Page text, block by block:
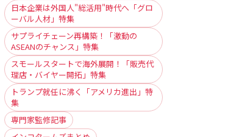
日本企業は外国人"総活用"時代へ「グロ
ーバル人材」特集
サプライチェーン再構築！「激動の
ASEANのチャンス」特集
スモールスタートで海外展開！「販売代
理店・バイヤー開拓」特集
トランプ就任に沸く「アメリカ進出」特
集
専門家監修記事